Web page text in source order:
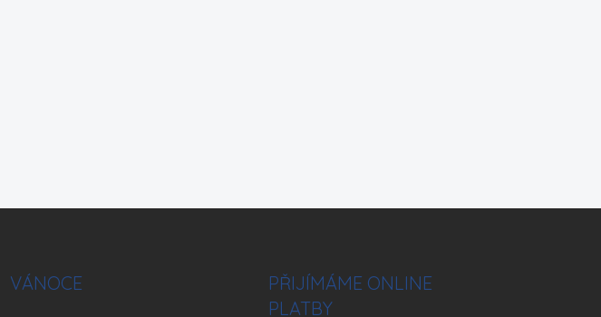
VÁNOCE
PŘIJÍMÁME ONLINE
PLATBY